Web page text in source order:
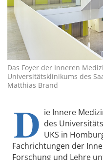
Das Foyer der Inneren
Universitätsklinikums des
Matthias Brand
D ie Innere
des
UKS in
Fachrichtungen der
Forschung und Lehre